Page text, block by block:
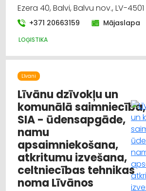
Ezera 40, Balvi, Balvu nov., LV-4501
+371 20663159 Mājaslapa
LOĢISTIKA
Līvani
Līvānu dzīvokļu un
komunālā saimniecība,
SIA - ūdensapgāde,
namu
apsaimniekošana,
atkritumu izvešana,
celtniecības tehnikas
noma Līvānos